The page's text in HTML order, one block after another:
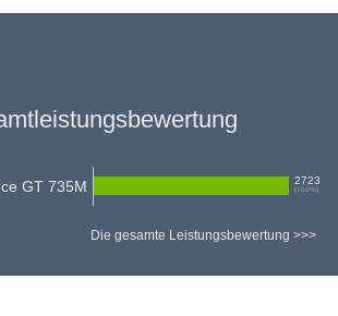
GT 735M 2723
( 100%)
Die gesamte Leistungsbewertung >>>